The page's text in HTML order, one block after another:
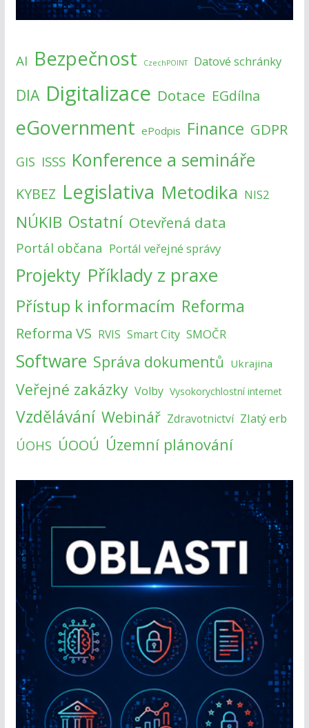
AI Bezpečnost CzechPOINT Datové schránky
DIA Digitalizace Dotace EGdílna
eGovernment ePodpis Finance GDPR
GIS ISSS Konference a semináře
KYBEZ Legislativa Metodika NIS2
NÚKIB Ostatní Otevřená data
Portál občana Portál veřejné správy
Projekty Příklady z praxe
Přístup k informacím Reforma
Reforma VS RVIS Smart City SMOČR
Software Správa dokumentů Ukrajina
Veřejné zakázky Volby Vysokorychlostní internet
Vzdělávání Webinář Zdravotnictví Zlatý erb
ÚOHS ÚOOÚ Územní plánování